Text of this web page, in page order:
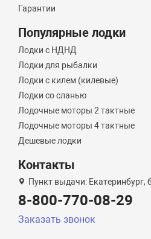
Гарантии
Популярные лодки
Лодки с НДНД
Лодки для рыбалки
Лодки с килем (килевые)
Лодки со сланью
Лодочные моторы 2 тактные
Лодочные моторы 4 тактные
Дешевые лодки
Контакты
Пункт выдачи: Екатеринбург,
8-800-770-08-29
Заказать звонок